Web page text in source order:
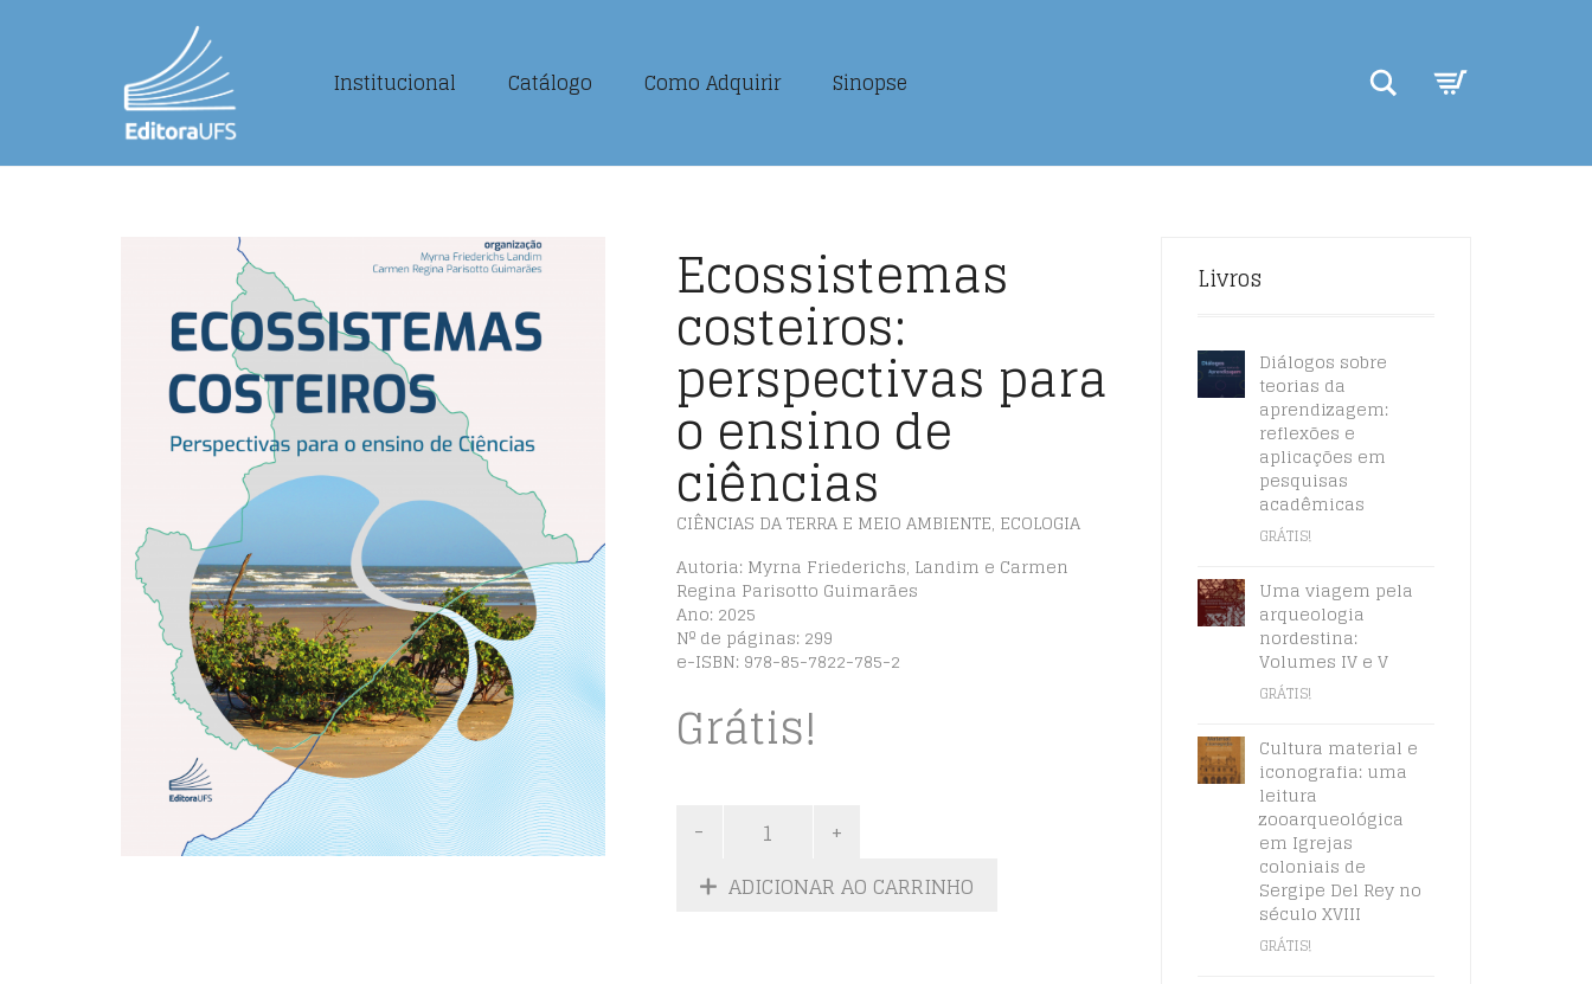
Institucional Catálogo Como Adquirir Sinopse Search
Ecossistemas
costeiros:
perspectivas para
o ensino de
ciências
CIÊNCIAS DA TERRA E MEIO AMBIENTE, ECOLOGIA
Autoria: Myrna Friederichs, Landim e Carmen
Regina Parisotto Guimarães
Ano: 2025
Nº de páginas: 299
e-ISBN: 978-85-7822-785-2
Grátis!
ADICIONAR AO CARRINHO
Livros
Diálogos sobre
teorias da
aprendizagem:
reflexões e
aplicações em
pesquisas
acadêmicas
GRÁTIS!
Uma viagem pela
arqueologia
nordestina:
Volumes IV e V
GRÁTIS!
Cultura material e
iconografia: uma
leitura
zooarqueológica
em Igrejas
coloniais de
Sergipe Del Rey no
século XVIII
GRÁTIS!